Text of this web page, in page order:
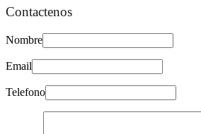
Contactenos
Nombre
Email
Telefono